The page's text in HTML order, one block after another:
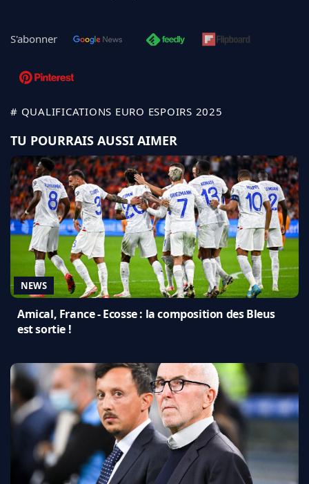
S'abonner
# QUALIFICATIONS EURO ESPOIRS 2025
TU POURRAIS AUSSI AIMER
NEWS
Amical, France - Ecosse : la composition des Bleus
est sortie !